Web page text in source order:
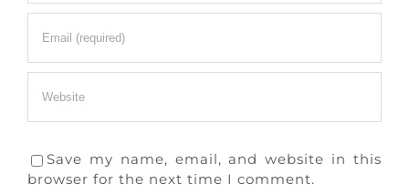
Save my name, email, and website in this
browser for the next time I comment.